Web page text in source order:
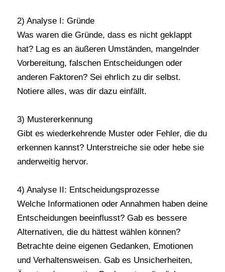
2) Analyse I: Gründe
Was waren die Gründe, dass es nicht geklappt
hat? Lag es an äußeren Umständen, mangelnder
Vorbereitung, falschen Entscheidungen oder
anderen Faktoren? Sei ehrlich zu dir selbst.
Notiere alles, was dir dazu einfällt.
3) Mustererkennung
Gibt es wiederkehrende Muster oder Fehler, die du
erkennen kannst? Unterstreiche sie oder hebe sie
anderweitig hervor.
4) Analyse II: Entscheidungsprozesse
Welche Informationen oder Annahmen haben deine
Entscheidungen beeinflusst? Gab es bessere
Alternativen, die du hättest wählen können?
Betrachte deine eigenen Gedanken, Emotionen
und Verhaltensweisen. Gab es Unsicherheiten,